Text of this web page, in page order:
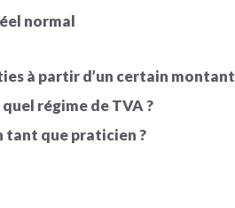
normal
à partir d’un certain montant
régime de TVA ?
tant que praticien ?